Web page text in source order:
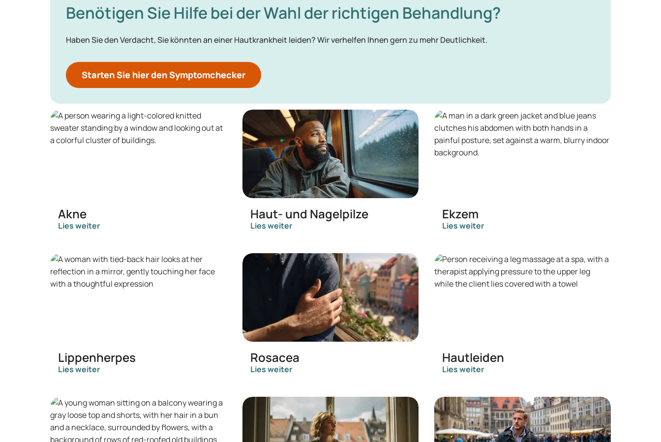
Benötigen Sie Hilfe bei der Wahl der richtigen Behandlung?
Haben Sie den Verdacht, Sie könnten an einer Hautkrankheit leiden? Wir verhelfen Ihnen gern zu mehr Deutlichkeit.
Starten Sie hier den Symptomchecker
Akne
Lies weiter
Haut- und Nagelpilze
Lies weiter
Ekzem
Lies weiter
Lippenherpes
Lies weiter
Rosacea
Lies weiter
Hautleiden
Lies weiter